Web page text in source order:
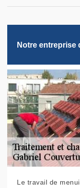
Notre entreprise
Le travail de